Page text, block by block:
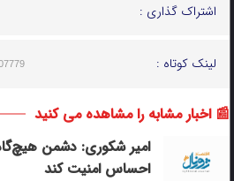
اشتراک گذاری :
لینک کوتاه :
📰 اخبار مشابه را مشاهده می کنید
امیر شکوری: دشمن هیچ‌گاه
احساس امنیت کند